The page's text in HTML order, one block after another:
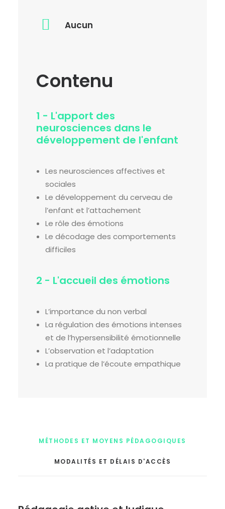
Aucun
Contenu
1 - L'apport des
neurosciences dans le
développement de l'enfant
Les neurosciences affectives et
sociales
Le développement du cerveau de
l’enfant et l’attachement
Le rôle des émotions
Le décodage des comportements
difficiles
2 - L'accueil des émotions
L’importance du non verbal
La régulation des émotions intenses
et de l’hypersensibilité émotionnelle
L’observation et l’adaptation
La pratique de l’écoute empathique
MÉTHODES ET MOYENS PÉDAGOGIQUES
MODALITÉS ET DÉLAIS D'ACCÈS